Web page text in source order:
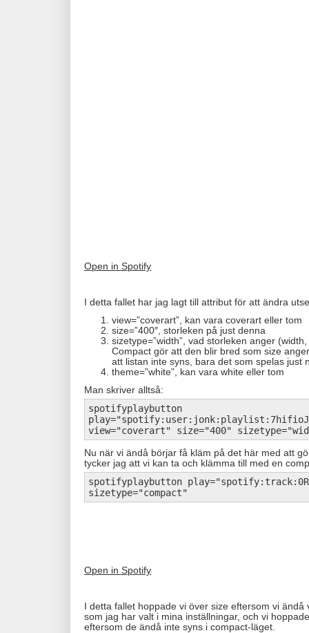
Open in Spotify
I detta fallet har jag lagt till attribut för att ändra
view=”coverart”, kan vara coverart eller tom
size=”400″, storleken på just denna
sizetype=”width”, vad storleken anger
Compact gör att den blir bred som size
att listan inte syns, bara det som spelas just
theme=”white”, kan vara white eller tom
Man skriver alltså:
spotifyplaybutton
view="coverart" size="400"
Nu när vi ändå börjar få kläm på det här med att
tycker jag att vi kan ta och klämma till med en
spotifyplaybutton
sizetype="compact"
Open in Spotify
I detta fallet hoppade vi över size eftersom vi ändå
som jag har valt i mina inställningar, och vi
eftersom de ändå inte syns i compact-läget.